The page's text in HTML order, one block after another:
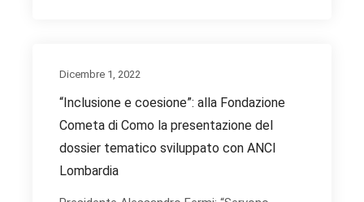
Dicembre 1, 2022
“Inclusione e coesione”: alla Fondazione
Cometa di Como la presentazione del
dossier tematico sviluppato con ANCI
Lombardia